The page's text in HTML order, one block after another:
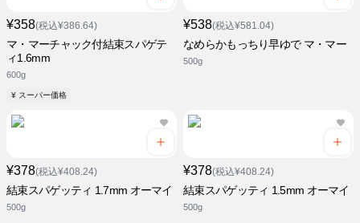
¥358(税込¥386.64)
マ・マーチャック付結束スパゲテ
ィ1.6mm
600g
¥ スーパー価格
¥538(税込¥581.04)
なめらかもっちり早ゆで マ・マー
500g
¥378(税込¥408.24)
結束スパゲッティ 1.7mm オーマイ
500g
¥378(税込¥408.24)
結束スパゲッティ 1.5mm オーマイ
500g